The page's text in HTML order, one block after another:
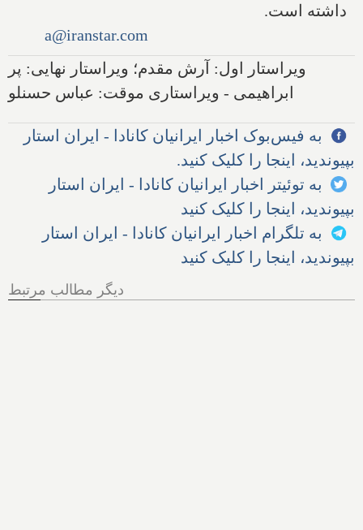
داشته است.
a@iranstar.com
ویراستار اول: آرش مقدم؛ ویراستار نهایی: پر
ابراهیمی - ویراستاری موقت: عباس حسنلو
به فیس‌بوک اخبار ایرانیان کانادا - ایران استار
بپیوندید، اینجا را کلیک کنید.
به توئیتر اخبار ایرانیان کانادا - ایران استار
بپیوندید، اینجا را کلیک کنید
به تلگرام اخبار ایرانیان کانادا - ایران استار
بپیوندید، اینجا را کلیک کنید
دیگر مطالب مرتبط